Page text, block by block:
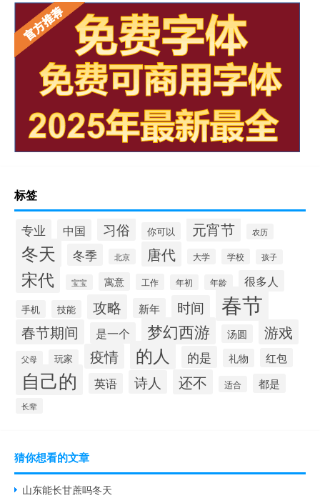
标签
专业 中国 习俗 你可以 元宵节 农历
冬天 冬季 北京 唐代 大学 学校 孩子
宋代 宝宝 寓意 工作 年初 年龄 很多人
手机 技能 攻略 新年 时间 春节
春节期间 是一个 梦幻西游 汤圆 游戏
父母 玩家 疫情 的人 的是 礼物 红包
自己的 英语 诗人 还不 适合 都是
长辈
猜你想看的文章
山东能长甘蔗吗冬天